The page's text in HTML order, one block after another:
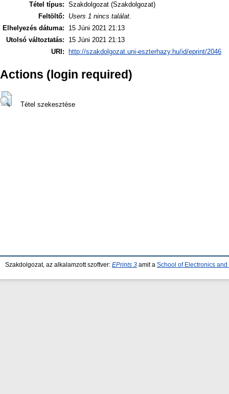
Tétel típus: Szakdolgozat (Szakdolgozat)
Feltöltő:
Users 1 nincs találat.
Elhelyezés dátuma:
15 Júni 2021 21:13
Utolsó változtatás:
15 Júni 2021 21:13
URI:
http://szakdolgozat.uni-eszterhazy.hu/id/eprint/2046
Actions (login required)
Tétel szekesztése
Szakdolgozat, az alkalamzott szoftver: EPrints 3 amit a School of Electronics